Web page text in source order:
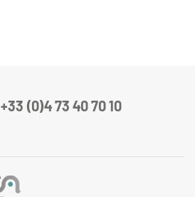
+33 (0)4 73 40 70 10